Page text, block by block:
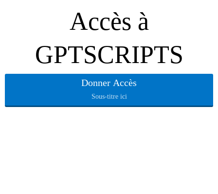
Accès à
GPTSCRIPTS
Donner Accès
Sous-titre ici